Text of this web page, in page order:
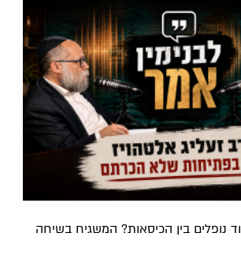
נופלים בין הכיסאות? המשגיח בשיחה